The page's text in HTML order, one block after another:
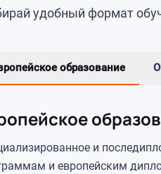
удобный формат
образование
и
и европейским